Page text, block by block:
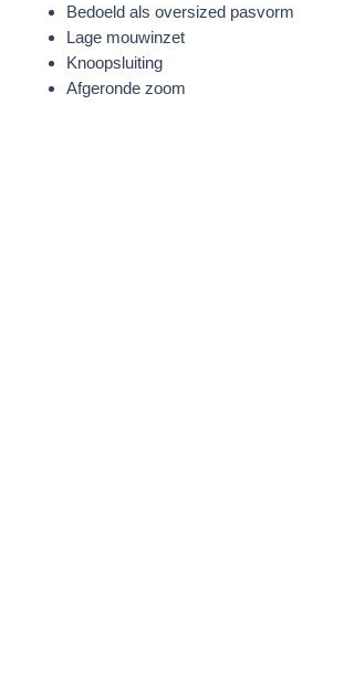
Bedoeld als oversized pasvorm
Lage mouwinzet
Knoopsluiting
Afgeronde zoom